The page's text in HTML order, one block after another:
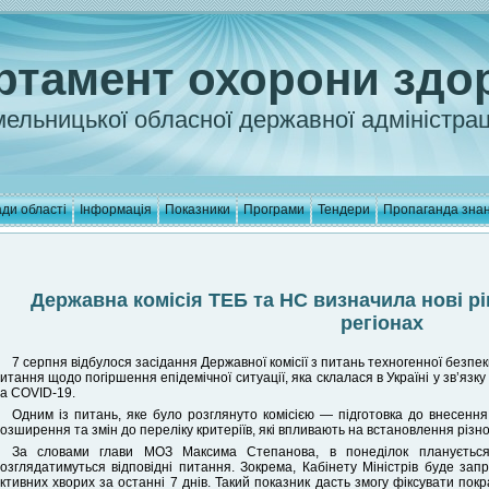
охорони
обласної державної
області Інформація Показники Програми Тендери Пропаганда
Державна комісія ТЕБ та НС визначила нові
регіонах
7 серпня відбулося засідання Державної комісії з питань техногенної
щодо погіршення епідемічної ситуації, яка склалася в Україні у
COVID-19.
Одним із питань, яке було розглянуто комісією — підготовка до
та змін до переліку критеріїв, які впливають на встановлення
За словами глави МОЗ Максима Степанова, в понеділок
відповідні питання. Зокрема, Кабінету Міністрів буде
хворих за останні 7 днів. Такий показник дасть змогу фіксувати